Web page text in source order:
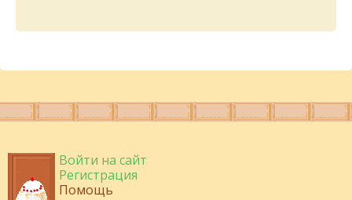
Войти на сайт
Регистрация
Помощь